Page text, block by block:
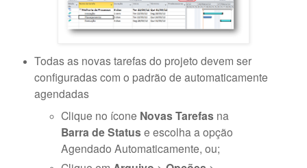
Todas as novas tarefas do projeto devem ser
configuradas com o padrão de automaticamente
agendadas
Clique no ícone Novas Tarefas na
Barra de Statuse escolha a opção
Agendado Automaticamente, ou;